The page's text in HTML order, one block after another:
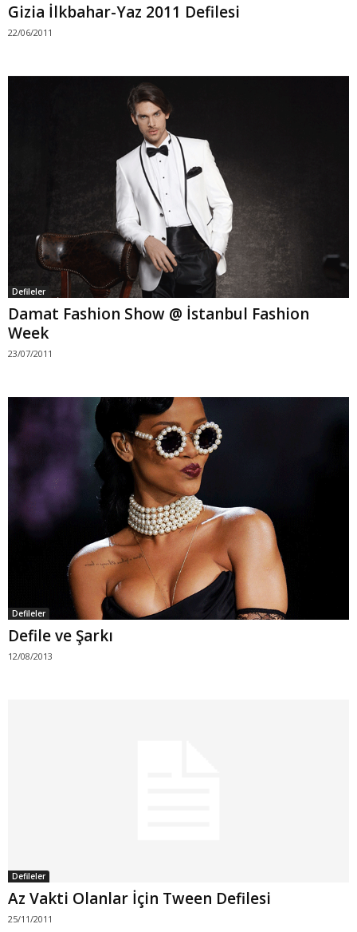
Gizia İlkbahar-Yaz 2011 Defilesi
22/06/2011
Defileler
Damat Fashion Show @ İstanbul Fashion
Week
23/07/2011
Defileler
Defile ve Şarkı
12/08/2013
Defileler
Az Vakti Olanlar İçin Tween Defilesi
25/11/2011